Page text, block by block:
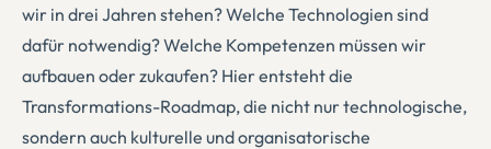
wir in drei Jahren stehen? Welche Technologien sind
dafür notwendig? Welche Kompetenzen müssen wir
aufbauen oder zukaufen? Hier entsteht die
Transformations-Roadmap, die nicht nur technologische,
sondern auch kulturelle und organisatorische